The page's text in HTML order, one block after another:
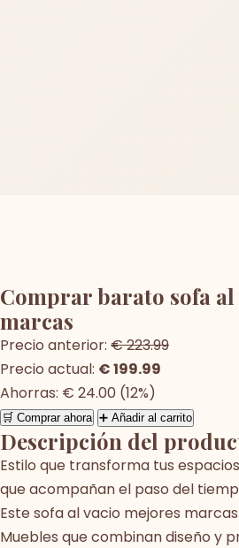
Comprar barato sofa al
marcas
Precio anterior: € 223.99
Precio actual: € 199.99
Ahorras: € 24.00 (12%)
🛒 Comprar ahora ➕ Añadir al carrito
Descripción del
Estilo que transforma tus
que acompañan el paso del
Este sofa al vacio mejores
Muebles que combinan diseño y